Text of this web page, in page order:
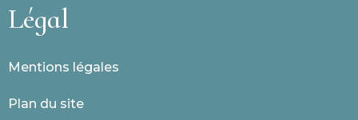
Légal
Mentions légales
Plan du site